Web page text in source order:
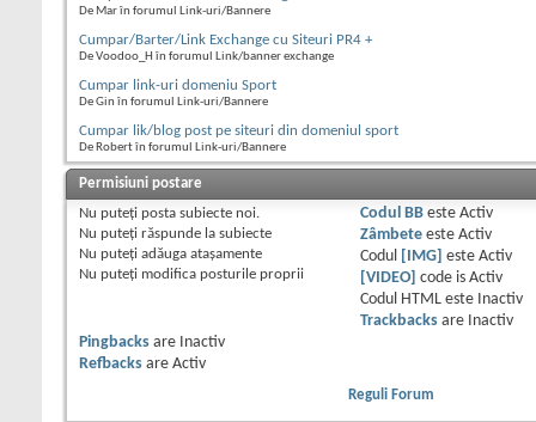
De Mar în forumul Link-uri/Bannere
Cumpar/Barter/Link Exchange cu Siteuri PR4 +
De Voodoo_H în forumul Link/banner exchange
Cumpar link-uri domeniu Sport
De Gin în forumul Link-uri/Bannere
Cumpar lik/blog post pe siteuri din domeniul sport
De Robert în forumul Link-uri/Bannere
Permisiuni postare
Nu puteţi posta subiecte noi.
Nu puteţi răspunde la subiecte
Nu puteţi adăuga ataşamente
Nu puteţi modifica posturile proprii
Codul BBeste Activ
Zâmbeteeste Activ
Codul
[IMG] este Activ
[VIDEO]
code is Activ
Codul HTML este
Inactiv
Trackbacksare
Inactiv
Pingbacks are
Inactiv
Refbacks are Activ
Reguli Forum